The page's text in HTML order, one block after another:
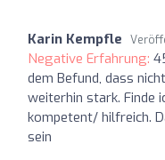
Karin Kempfle
Negative Erfahrung:
dem Befund, dass
weiterhin stark. Finde
kompetent/ hilfreich.
sein